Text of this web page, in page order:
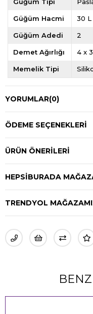
Güğüm Tipi
Güğüm Hacmi 30 L
Güğüm Adedi 2
Demet Ağırlığı 4 x
Memelik Tipi
YORUMLAR(0)
ÖDEME SEÇENEKLERI
ÜRÜN ÖNERILERI
HEPSIBURADA
TRENDYOL